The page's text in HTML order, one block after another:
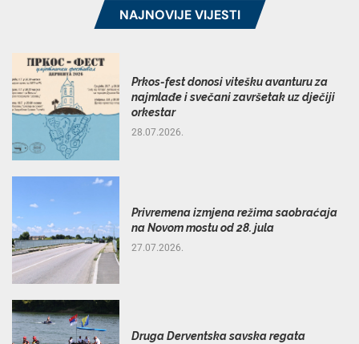
NAJNOVIJE VIJESTI
Prkos-fest donosi vitešku avanturu za
najmlađe i svečani završetak uz dječiji
orkestar
28.07.2026.
Privremena izmjena režima saobraćaja
na Novom mostu od 28. jula
27.07.2026.
Druga Derventska savska regata